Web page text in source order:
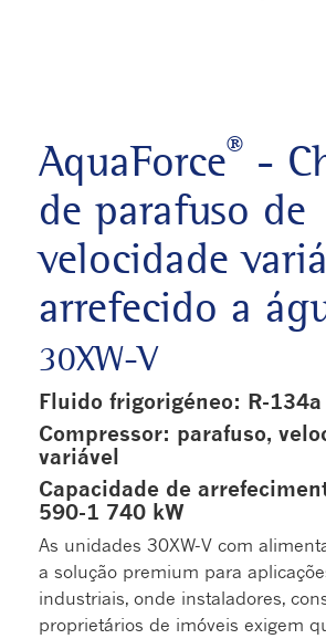
AquaForce® -
de parafuso de
velocidade
arrefecido a
30XW-V
Fluido frigorigéneo: R-134a
Compressor: parafuso,
variável
Capacidade de
590-1 740 kW
As unidades 30XW-V com
a solução premium para
industriais, onde instaladores,
proprietários de imóveis exigem